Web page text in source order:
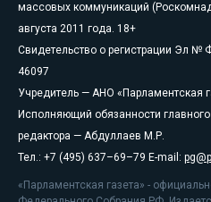
массовых коммуникаций
августа 2011 года. 18+
Свидетельство о регистрации Эл №
46097
Учредитель — АНО «Парламентская
Исполняющий обязанности главного
редактора — Абдуллаев М.Р.
Тел.: +7 (495) 637–69–79 E-mail:
«Парламентская газета» -